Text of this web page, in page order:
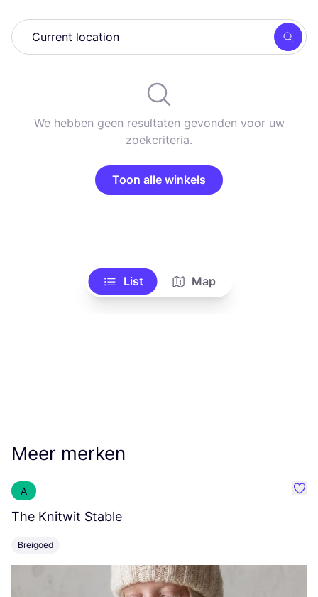
Zoek
We hebben geen resultaten gevonden voor uw
zoekcriteria.
Toon alle winkels
List Map
Meer merken
A
The Knitwit Stable
Breigoed